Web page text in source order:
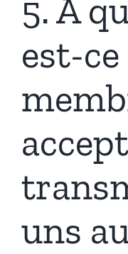
5. A
est-
uns